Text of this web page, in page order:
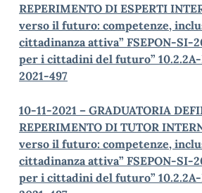
REPERIMENTO DI ESPERTI
verso il futuro: competenze,
cittadinanza attiva” FSEPON-SI-
per i cittadini del futuro” 10.2.2A-
2021-497
10-11-2021 – GRADUATORIA
REPERIMENTO DI TUTOR
verso il futuro: competenze,
cittadinanza attiva” FSEPON-SI-
per i cittadini del futuro” 10.2.2A-